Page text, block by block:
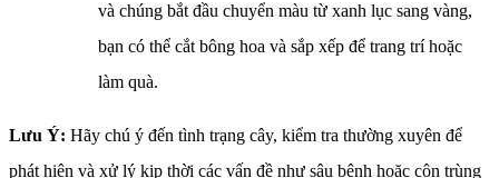
và chúng bắt đầu chuyển màu từ xanh lục sang vàng,
bạn có thể cắt bông hoa và sắp xếp để trang trí hoặc
làm quà.
Lưu Ý: Hãy chú ý đến tình trạng cây, kiểm tra thường xuyên để
phát hiện và xử lý kịp thời các vấn đề như sâu bệnh hoặc côn trùng